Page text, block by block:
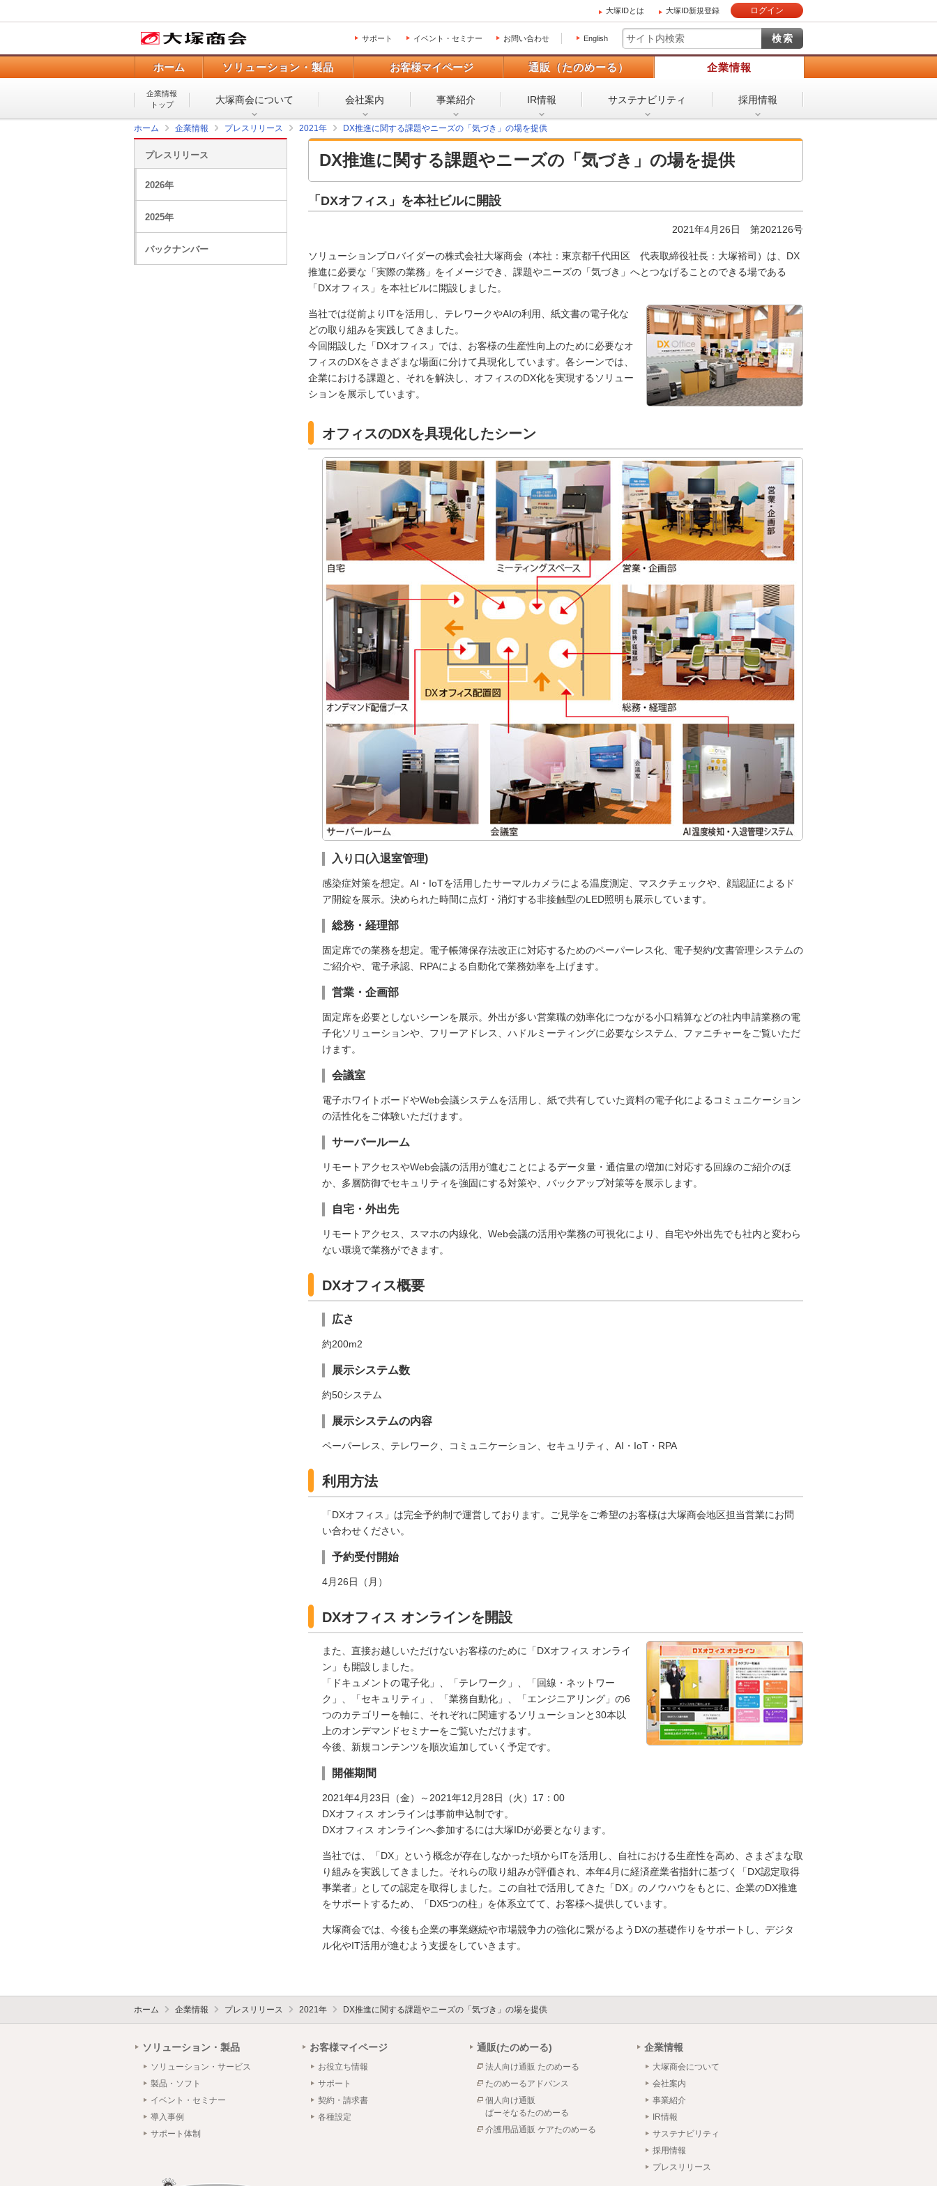
大塚IDとは 大塚ID新規登録 ログイン
サポート イベント・セミナー お問い合わせ English
ホーム ソリューション・製品 お客様マイページ 通販（たのめーる） 企業情報
企業情報
トップ
大塚商会について 会社案内 事業紹介 IR情報 サステナビリティ 採用情報
ホーム 企業情報 プレスリリース 2021年 DX推進に関する課題やニーズの「気づき」の場を提供
DX推進に関する課題やニーズの「気づき」の場を提供
「DXオフィス」を本社ビルに開設
2021年4月26日 第202126号
ソリューションプロバイダーの株式会社大塚商会（本社：東京都千代田区 代表取締役社長：大塚裕司）は、DX
推進に必要な「実際の業務」をイメージでき、課題やニーズの「気づき」へとつなげることのできる場である
「DXオフィス」を本社ビルに開設しました。
当社では従前よりITを活用し、テレワークやAIの利用、紙文書の電子化な
どの取り組みを実践してきました。
今回開設した「DXオフィス」では、お客様の生産性向上のために必要なオ
フィスのDXをさまざまな場面に分けて具現化しています。各シーンでは、
企業における課題と、それを解決し、オフィスのDX化を実現するソリュー
ションを展示しています。
オフィスのDXを具現化したシーン
入り口(入退室管理)
感染症対策を想定。AI・IoTを活用したサーマルカメラによる温度測定、マスクチェックや、顔認証によるド
ア開錠を展示。決められた時間に点灯・消灯する非接触型のLED照明も展示しています。
総務・経理部
固定席での業務を想定。電子帳簿保存法改正に対応するためのペーパーレス化、電子契約/文書管理システムの
ご紹介や、電子承認、RPAによる自動化で業務効率を上げます。
営業・企画部
固定席を必要としないシーンを展示。外出が多い営業職の効率化につながる小口精算などの社内申請業務の電
子化ソリューションや、フリーアドレス、ハドルミーティングに必要なシステム、ファニチャーをご覧いただ
けます。
会議室
電子ホワイトボードやWeb会議システムを活用し、紙で共有していた資料の電子化によるコミュニケーション
の活性化をご体験いただけます。
サーバールーム
リモートアクセスやWeb会議の活用が進むことによるデータ量・通信量の増加に対応する回線のご紹介のほ
か、多層防御でセキュリティを強固にする対策や、バックアップ対策等を展示します。
自宅・外出先
リモートアクセス、スマホの内線化、Web会議の活用や業務の可視化により、自宅や外出先でも社内と変わら
ない環境で業務ができます。
DXオフィス概要
広さ
約200m2
展示システム数
約50システム
展示システムの内容
ペーパーレス、テレワーク、コミュニケーション、セキュリティ、AI・IoT・RPA
利用方法
「DXオフィス」は完全予約制で運営しております。ご見学をご希望のお客様は大塚商会地区担当営業にお問
い合わせください。
予約受付開始
4月26日（月）
DXオフィス オンラインを開設
また、直接お越しいただけないお客様のために「DXオフィス オンライ
ン」も開設しました。
「ドキュメントの電子化」、「テレワーク」、「回線・ネットワー
ク」、「セキュリティ」、「業務自動化」、「エンジニアリング」の6
つのカテゴリーを軸に、それぞれに関連するソリューションと30本以
上のオンデマンドセミナーをご覧いただけます。
今後、新規コンテンツを順次追加していく予定です。
開催期間
2021年4月23日（金）～2021年12月28日（火）17：00
DXオフィス オンラインは事前申込制です。
DXオフィス オンラインへ参加するには大塚IDが必要となります。
当社では、「DX」という概念が存在しなかった頃からITを活用し、自社における生産性を高め、さまざまな取
り組みを実践してきました。それらの取り組みが評価され、本年4月に経済産業省指針に基づく「DX認定取得
事業者」としての認定を取得しました。この自社で活用してきた「DX」のノウハウをもとに、企業のDX推進
をサポートするため、「DX5つの柱」を体系立てて、お客様へ提供しています。
大塚商会では、今後も企業の事業継続や市場競争力の強化に繋がるようDXの基礎作りをサポートし、デジタ
ル化やIT活用が進むよう支援をしていきます。
プレスリリース
2026年
2025年
バックナンバー
ホーム 企業情報 プレスリリース 2021年 DX推進に関する課題やニーズの「気づき」の場を提供
ソリューション・製品
ソリューション・サービス
製品・ソフト
イベント・セミナー
導入事例
サポート体制
お客様マイページ
お役立ち情報
サポート
契約・請求書
各種設定
通販(たのめーる)
法人向け通販 たのめーる
たのめーるアドバンス
個人向け通販
ぱーそなるたのめーる
介護用品通販 ケアたのめーる
企業情報
大塚商会について
会社案内
事業紹介
IR情報
サステナビリティ
採用情報
プレスリリース